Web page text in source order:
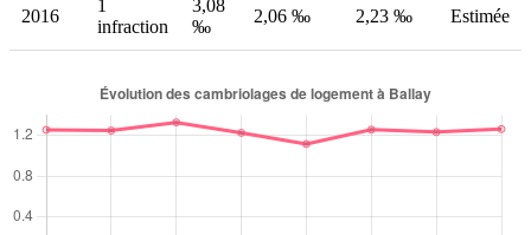
2016
1
infraction
3,08
‰
2,06 ‰ 2,23 ‰ Estimée